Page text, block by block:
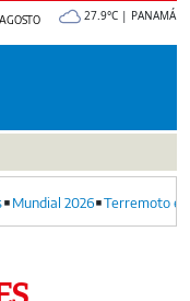
27.9°C | PANAMÁ
Mundial 2026 Terremoto